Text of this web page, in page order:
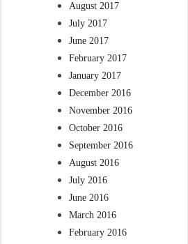
August 2017
July 2017
June 2017
February 2017
January 2017
December 2016
November 2016
October 2016
September 2016
August 2016
July 2016
June 2016
March 2016
February 2016